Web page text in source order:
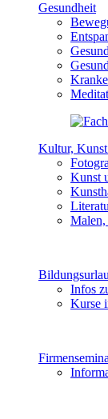
Gesundheit
Kultur,
Kunst
Malen,
Infos
Kurse